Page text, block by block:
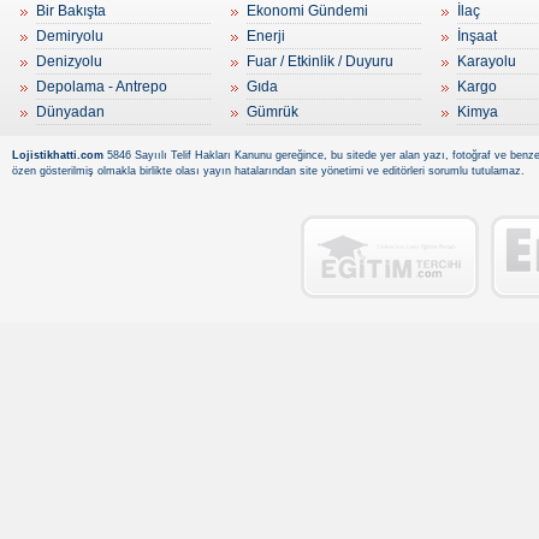
Bir Bakışta
Demiryolu
Denizyolu
Depolama - Antrepo
Dünyadan
Ekonomi Gündemi
Enerji
Fuar / Etkinlik / Duyuru
Gıda
Gümrük
İlaç
İnşaat
Karayolu
Kargo
Kimya
Lojistikhatti.com 5846 Sayıılı Telif Hakları Kanunu gereğince, bu sitede yer alan yazı, fotoğraf ve
özen gösterilmiş olmakla birlikte olası yayın hatalarından site yönetimi ve editörleri sorumlu tutulamaz.